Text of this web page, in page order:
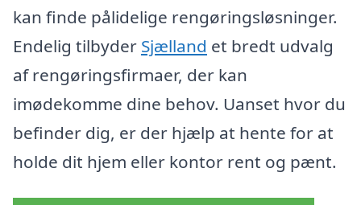
kan finde pålidelige rengøringsløsninger.
Endelig tilbyder Sjælland et bredt udvalg
af rengøringsfirmaer, der kan
imødekomme dine behov. Uanset hvor du
befinder dig, er der hjælp at hente for at
holde dit hjem eller kontor rent og pænt.